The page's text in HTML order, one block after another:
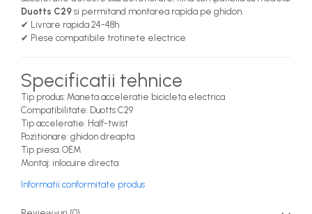
forceOriginalForEdit=1&preview=00681
Duotts C29 si permitand montarea rapida pe ghidon.
✔ Livrare rapida 24-48h
✔ Piese compatibile trotinete electrice
Specificatii tehnice
Tip produs: Maneta acceleratie bicicleta electrica
Compatibilitate: Duotts C29
Tip acceleratie: Half-twist
Pozitionare: ghidon dreapta
Tip piesa: OEM
Montaj: inlocuire directa
Informatii conformitate produs